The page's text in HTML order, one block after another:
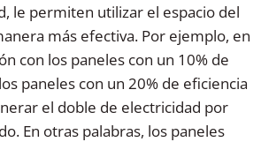
le permiten utilizar el espacio del
más efectiva. Por ejemplo, en
con los paneles con un 10% de
paneles con un 20% de eficiencia
el doble de electricidad por
En otras palabras, los paneles